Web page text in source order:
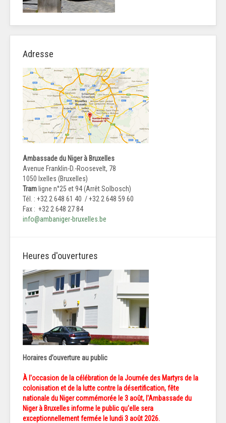
Adresse
Ambassade du Niger à Bruxelles
Avenue Franklin-D.-Roosevelt, 78
1050 Ixelles (Bruxelles)
Tram ligne n°25 et 94 (Arrêt Solbosch)
Tél. : +32 2 648 61 40 / +32 2 648 59 60
Fax : +32 2 648 27 84
info@ambaniger-bruxelles.be
Heures d'ouvertures
Horaires d’ouverture au public
À l'occasion de la célébration de la Journée des Martyrs de la
colonisation et de la lutte contre la désertification, fête
nationale du Niger commémorée le 3 août, l'Ambassade du
Niger à Bruxelles informe le public qu'elle sera
exceptionnellement fermée le lundi 3 août 2026.